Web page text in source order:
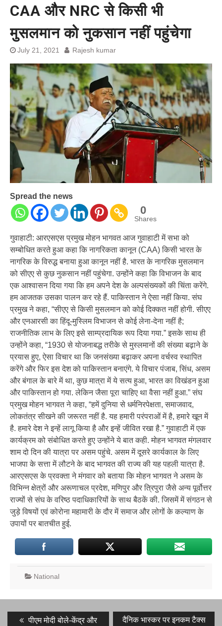
बेल बॉन्ड
सीएम आतिशी के दोस्त दोस्त न रहा
चुनावी मैदान में उतरा खिलाफ
CAA और NRC से किसी भी
मुसलमान को नुकसान नहीं पहुंचेगा
July 21, 2021 Rajesh kumar
Spread the news
0
Shares
गुवाहाटी: आरएसएस प्रमुख मोहन भागवत आज गुवाहाटी में सभा को
सम्बोधित करते हुआ कहा कि नागरिकता कानून (CAA) किसी भारत के
नागरिक के विरुद्ध बनाया हुआ कानून नहीं है. भारत के नागरिक मुसलमान
को सीएए से कुछ नुकसान नहीं पहुंचेगा. उन्होंने कहा कि विभाजन के बाद
एक आश्वासन दिया गया कि हम अपने देश के अल्पसंख्यकों की चिंता करेंगे.
हम आजतक उसका पालन कर रहे हैं. पाकिस्तान ने ऐसा नहीं किया. संघ
प्रमुख ने कहा, “सीएए से किसी मुसलमान को कोई दिक्कत नहीं होगी. सीएए
और एनआरसी का हिंदू-मुस्लिम विभाजन से कोई लेना-देना नहीं है;
राजनीतिक लाभ के लिए इसे साम्प्रदायिक रूप दिया गया.” इसके साथ ही
उन्होंने कहा, “1930 से योजनाबद्ध तरीके से मुस्लमानों की संख्या बढ़ाने के
प्रयास हुए, ऐसा विचार था कि जनसंख्या बढ़ाकर अपना वर्चस्व स्थापित
करेंगे और फिर इस देश को पाकिस्तान बनाएंगे. ये विचार पंजाब, सिंध, असम
और बंगाल के बारे में था, कुछ मात्रा में ये सत्य हुआ, भारत का विखंडन हुआ
और पाकिस्तान हो गया. लेकिन जैसा पूरा चाहिए था वैसा नहीं हुआ.” संघ
प्रमुख मोहन भागवत ने कहा, “हमें दुनिया से धर्मनिरपेक्षता, समाजवाद,
लोकतंत्र सीखने की जरूरत नहीं है. यह हमारी परंपराओं में है, हमारे खून में
है. हमारे देश ने इन्हें लागू किया है और इन्हें जीवित रखा है.” गुवाहाटी में एक
कार्यक्रम को संबोधित करते हुए उन्होंने ये बात कही. मोहन भागवत मंगलवार
शाम दो दिन की यात्रा पर असम पहुंचे. असम में दूसरे कार्यकाल के लिए
भाजपा के सत्ता में लौटने के बाद भागवत की राज्य की यह पहली यात्रा है.
आरएसएस के प्रवक्ता ने मंगवार को बताया कि मोहन भागवत ने असम के
विभिन्न क्षेत्रों और अरूणाचल प्रदेश, मणिपुर और त्रिपुरा जैसे अन्य पूर्वोत्तर
राज्यों से संघ के वरिष्ठ पदाधिकारियों के साथ बैठकें की. जिसमें में संगठन से
जुड़े विषयों एवं कोरोना महामारी के दौर में समाज और लोगों के कल्याण के
उपायों पर बातचीत हुई.
National
PostPrevious
पीएम मोदी बोले-केंद्र और
Next
दैनिक भास्कर पर इनकम टैक्स